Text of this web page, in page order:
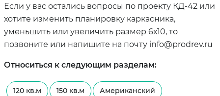
Если у вас остались вопросы по проекту КД-42 или
хотите изменить планировку каркасника,
уменьшить или увеличить размер 6х10, то
позвоните или напишите на почту info@prodrev.ru
Относиться к следующим разделам:
120 кв.м 150 кв.м Американский